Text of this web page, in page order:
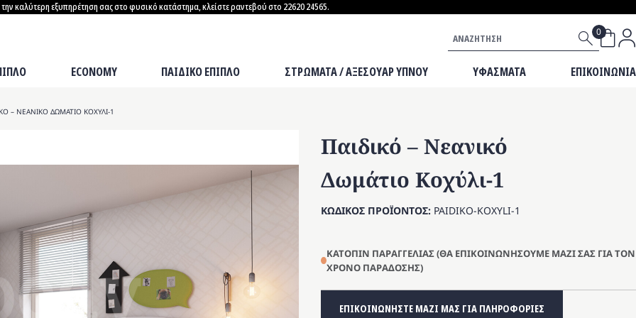
την καλύτερη εξυπηρέτηση σας στο φυσικό κατάστημα, κλείστε ραντεβού στο 22620 24565.
ΑναζήτησηΜΙΚΡΟΕΠΙΠΛΑ
ECONOMY ΠΑΙΔΙΚΟ ΕΠΙΠΛΟ
ΒΡΕΦΙΚΟ ΕΠΙΠΛΟ
ΣΤΡΩΜΑΤΑ / ΑΞΕΣΟΥΑΡ ΥΠΝΟΥ
ΜΑΞΙΛΑΡΙΑ
ΥΦΑΣΜΑΤΑ ΕΠΙΚΟΙΝΩΝΙΑ
– ΝΕΑΝΙΚΟ ΔΩΜΑΤΙΟ ΚΟΧΥΛΙ-1
Παιδικό – Νεανικό
Δωμάτιο Κοχύλι-1
ΚΩΔΙΚΟΣ ΠΡΟΪΟΝΤΟΣ: PAIDIKO-KOXYLI-1
ΚΑΤΟΠΙΝ ΠΑΡΑΓΓΕΛΙΑΣ (ΘΑ ΕΠΙΚΟΙΝΩΝΗΣΟΥΜΕ ΜΑΖΙ ΣΑΣ ΓΙΑ ΤΟΝ
ΧΡΟΝΟ ΠΑΡΑΔΟΣΗΣ)
ΕΠΙΚΟΙΝΩΝΗΣΤΕ ΜΑΖΙ ΜΑΣ ΓΙΑ ΠΛΗΡΟΦΟΡΙΕΣ